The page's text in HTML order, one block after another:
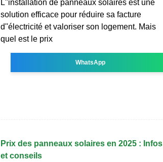
L''installation de panneaux solaires est une
solution efficace pour réduire sa facture
d''électricité et valoriser son logement. Mais
quel est le prix
WhatsApp
Prix des panneaux solaires en 2025 : Infos
et conseils